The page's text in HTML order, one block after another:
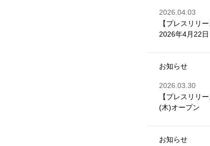
2026.04.03
【プレスリリ
2026年4月22
お知らせ
2026.03.30
【プレスリリ
(木)オープン
お知らせ